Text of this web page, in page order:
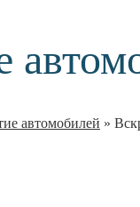
автомобилей »